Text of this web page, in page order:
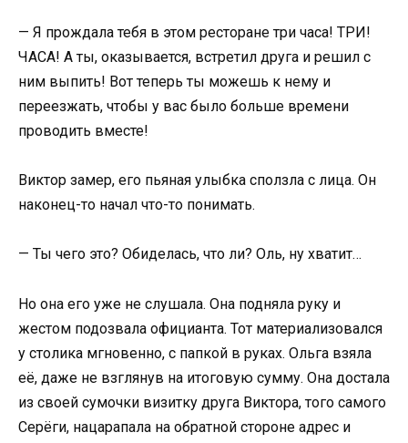
— Я прождала тебя в этом ресторане три часа! ТРИ!
ЧАСА! А ты, оказывается, встретил друга и решил с
ним выпить! Вот теперь ты можешь к нему и
переезжать, чтобы у вас было больше времени
проводить вместе!
Виктор замер, его пьяная улыбка сползла с лица. Он
наконец-то начал что-то понимать.
— Ты чего это? Обиделась, что ли? Оль, ну хватит…
Но она его уже не слушала. Она подняла руку и
жестом подозвала официанта. Тот материализовался
у столика мгновенно, с папкой в руках. Ольга взяла
её, даже не взглянув на итоговую сумму. Она достала
из своей сумочки визитку друга Виктора, того самого
Серёги, нацарапала на обратной стороне адрес и